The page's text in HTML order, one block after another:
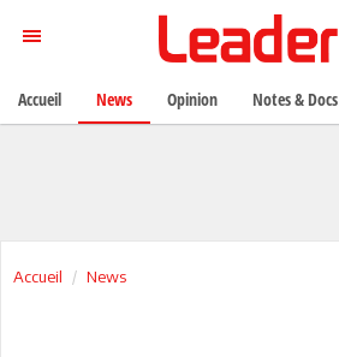
Accueil News
Accueil News Opinion Notes & Docs